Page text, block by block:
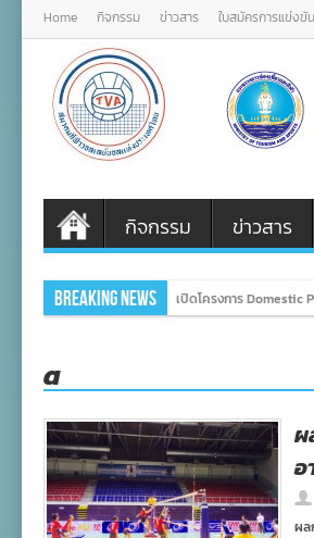
Home กิจกรรม ข่าวสาร ใบสมัครการแข่งขั
กิจกรรม ข่าวสาร
Breaking News เปิดโครงการ Domestic
a
ผ
อ
ผล